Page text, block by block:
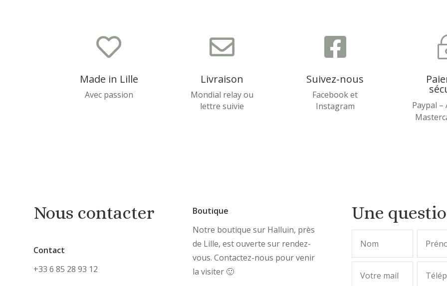

Made in Lille
Avec passion

Livraison
Mondial relay ou
lettre suivie

Suivez-nous
Facebook et
Instagram
Paypal
Nous contacter
Contact
+33 6 85 28 93 12
Boutique
Notre boutique sur Halluin, près
de Lille, est ouverte sur rendez-
vous. Contactez-nous pour venir
la visiter 🙂
Une